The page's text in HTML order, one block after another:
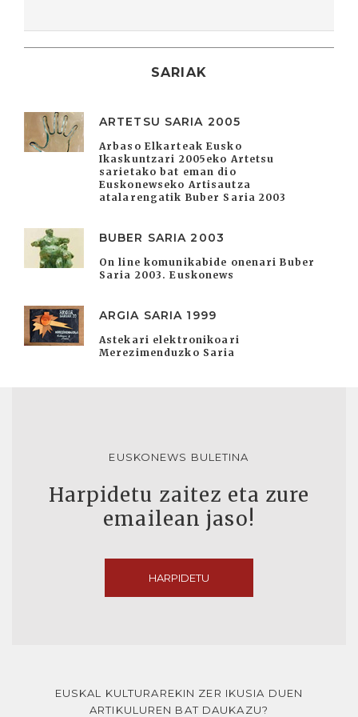
SARIAK
ARTETSU SARIA 2005
Arbaso Elkarteak Eusko
Ikaskuntzari 2005eko Artetsu
sarietako bat eman dio
Euskonewseko Artisautza
atalarengatik Buber Saria 2003
BUBER SARIA 2003
On line komunikabide onenari Buber
Saria 2003. Euskonews
ARGIA SARIA 1999
Astekari elektronikoari
Merezimenduzko Saria
EUSKONEWS BULETINA
Harpidetu zaitez eta zure
emailean jaso!
HARPIDETU
EUSKAL KULTURAREKIN ZER IKUSIA DUEN
ARTIKULUREN BAT DAUKAZU?